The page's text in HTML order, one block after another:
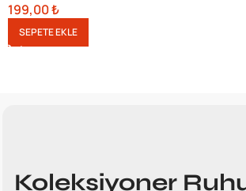
199,00₺
SEPETE EKLE
Koleksiyoner